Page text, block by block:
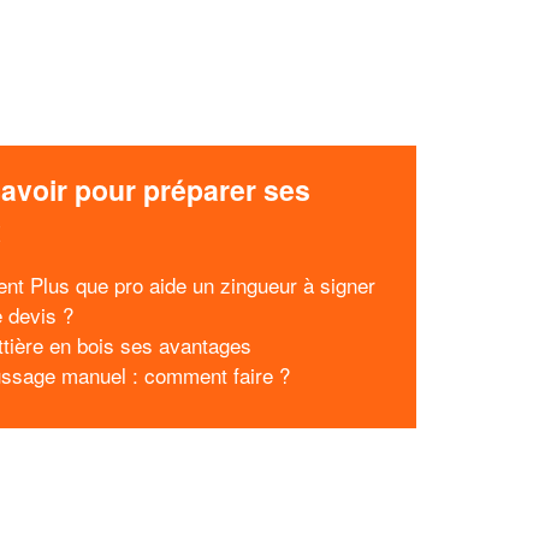
pour préparer ses
Plus que pro aide un zingueur à signer
devis ?
en bois ses avantages
manuel : comment faire ?